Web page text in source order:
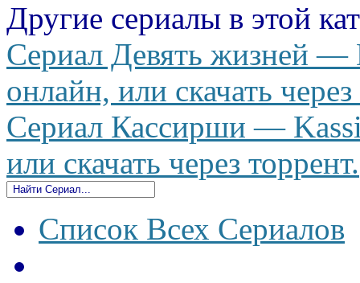
Другие сериалы в этой
Сериал Девять жизней —
онлайн, или скачать
Сериал Кассирши —
или скачать через торрент.
Список Всех Сериалов